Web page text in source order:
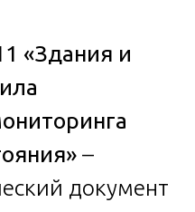
«Здания и
–
документ